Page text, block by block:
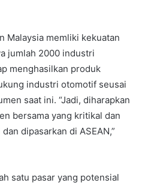
Malaysia memliki kekuatan
jumlah 2000 industri
menghasilkan produk
industri otomotif seusai
saat ini. “Jadi, diharapkan
bersama yang kritikal dan
dipasarkan di ASEAN,”
satu pasar yang potensial